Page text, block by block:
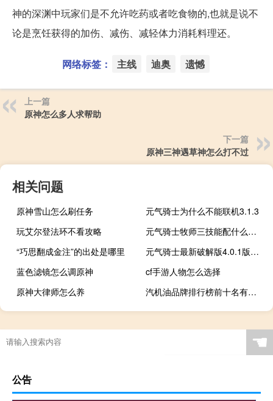
神的深渊中玩家们是不允许吃药或者吃食物的,也就是说不
论是烹饪获得的加伤、减伤、减轻体力消耗料理还。
网络标签： 主线 迪奥 遗憾
上一篇
原神怎么多人求帮助
下一篇
原神三神遇草神怎么打不过
相关问题
原神雪山怎么刷任务
元气骑士为什么不能联机3.1.3
玩艾尔登法环不看攻略
元气骑士牧师三技能配什么天赋
“巧思翻成金注”的出处是哪里
元气骑士最新破解版4.0.1版本内置作弊菜单
蓝色滤镜怎么调原神
cf手游人物怎么选择
原神大律师怎么养
汽机油品牌排行榜前十名有哪些
☚
公告